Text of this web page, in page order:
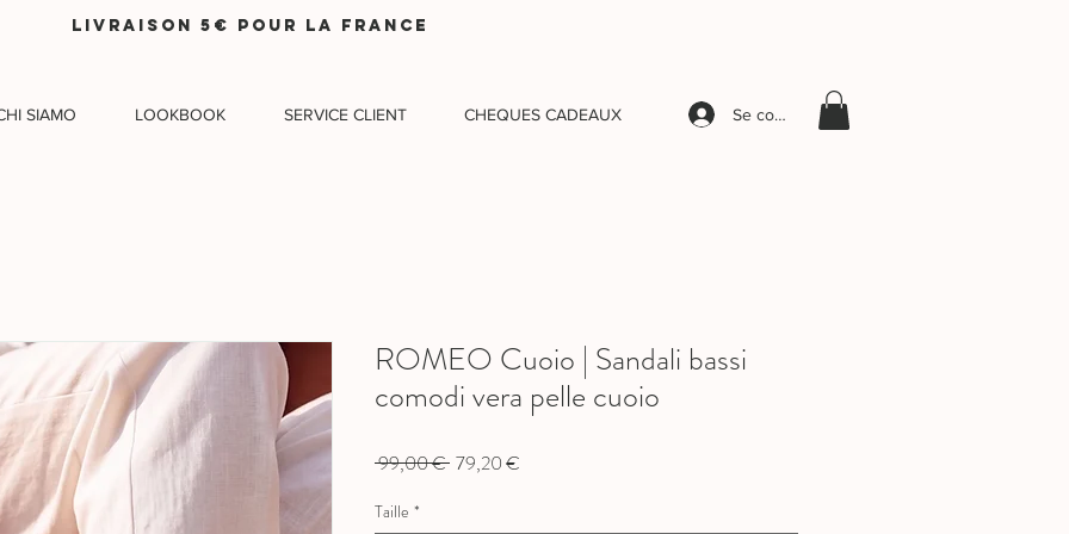
LIVRAISON 5€ pour lA FRANCE
SIAMO LOOKBOOK SERVICE CLIENT CHEQUES CADEAUX Se connecter
ROMEO Cuoio | Sandali bassi
comodi vera pelle cuoio
99,00 € Prix
79,20 €
Taille *